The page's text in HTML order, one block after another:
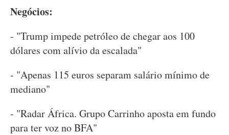
Negócios:
- "Trump impede petróleo de chegar aos 100
dólares com alívio da escalada"
- "Apenas 115 euros separam salário mínimo de
mediano"
- "Radar África. Grupo Carrinho aposta em fundo
para ter voz no BFA"